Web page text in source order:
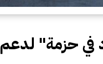
حزمة" لدعم